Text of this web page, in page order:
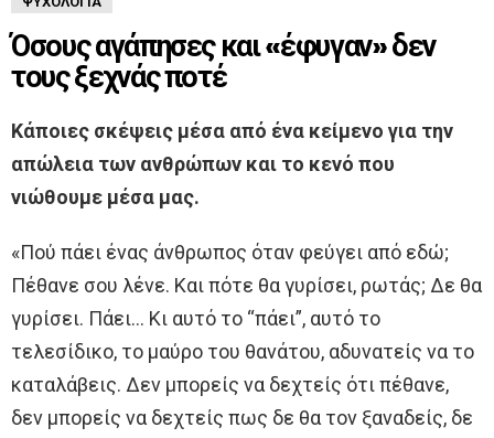
Όσους αγάπησες και «έφυγαν» δεν
τους ξεχνάς ποτέ
Κάποιες σκέψεις μέσα από ένα κείμενο για την
απώλεια των ανθρώπων και το κενό που
νιώθουμε μέσα μας.
«Πού πάει ένας άνθρωπος όταν φεύγει από εδώ;
Πέθανε σου λένε. Και πότε θα γυρίσει, ρωτάς; Δε θα
γυρίσει. Πάει… Κι αυτό το “πάει”, αυτό το
τελεσίδικο, το μαύρο του θανάτου, αδυνατείς να το
καταλάβεις. Δεν μπορείς να δεχτείς ότι πέθανε,
δεν μπορείς να δεχτείς πως δε θα τον ξαναδείς, δε